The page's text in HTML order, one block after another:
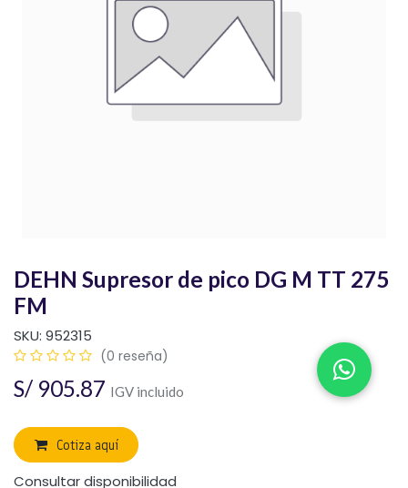
DEHN Supresor de pico DG M TT 275
FM
SKU: 952315
(0 reseña)
S/ 905.87 IGV incluido
Cotiza aquí
Consultar disponibilidad